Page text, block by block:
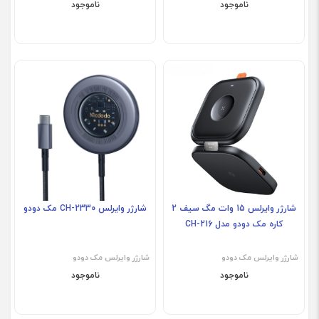
ناموجود ناموجود
فروش ویژه
شارژر وایرلس 15 وات مگ سیف 2
کاره مک دودو مدل CH-216
شارژر وایرلس مک دودو
ناموجود
شارژر وایرلس CH-2330 مک دودو
شارژر وایرلس مک دودو
ناموجود